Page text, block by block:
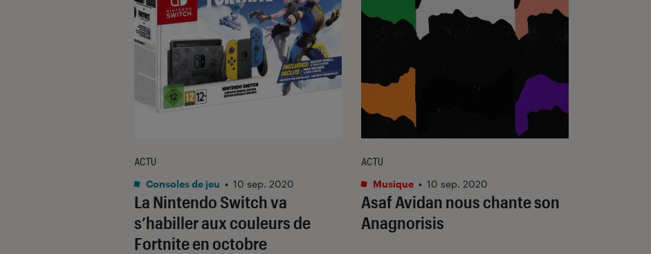
La Nintendo Switch va
s’habiller aux couleurs de
Fortnite en octobre
ACTU
Consoles de jeu • 10 sep. 2020
Asaf Avidan nous chante son
Anagnorisis
ACTU
Musique • 10 sep. 2020